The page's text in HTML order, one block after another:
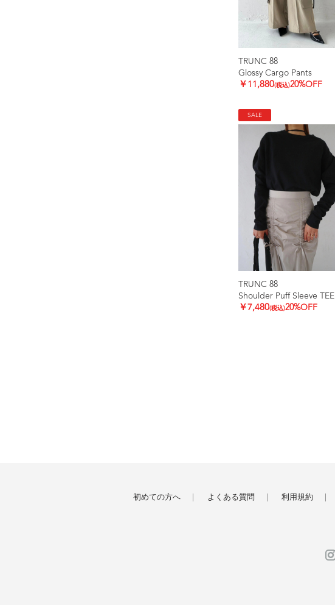
TRUNC 88
Glossy Cargo Pants
￥11,880(税込)20%OFF
SALE
TRUNC 88
Shoulder Puff Sleeve TEE
￥7,480(税込)20%OFF
初めての方へ よくある質問 利用規約